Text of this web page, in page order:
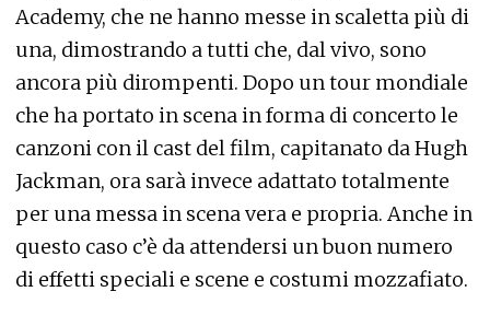
Academy, che ne hanno messe in scaletta più di
una, dimostrando a tutti che, dal vivo, sono
ancora più dirompenti. Dopo un tour mondiale
che ha portato in scena in forma di concerto le
canzoni con il cast del film, capitanato da Hugh
Jackman, ora sarà invece adattato totalmente
per una messa in scena vera e propria. Anche in
questo caso c’è da attendersi un buon numero
di effetti speciali e scene e costumi mozzafiato.